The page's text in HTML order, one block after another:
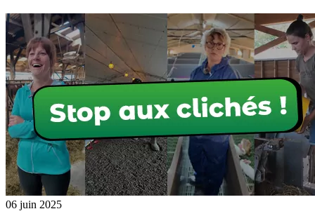
06 juin 2025